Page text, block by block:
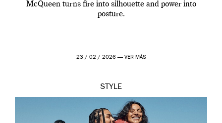
McQueen turns fire into silhouette and power into
posture.
23 / 02 / 2026 — VER MÁS
STYLE